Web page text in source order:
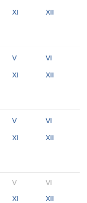
XI XII
V VI
XI XII
V VI
XI XII
V VI
XI XII